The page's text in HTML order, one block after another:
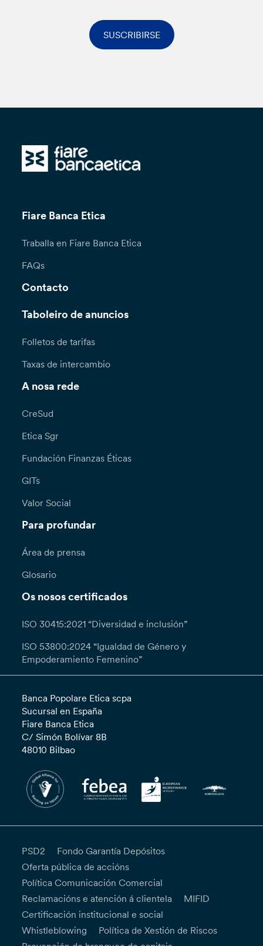
SUSCRIBIRSE
Fiare Banca Etica
Traballa en Fiare Banca Etica
FAQs
Contacto
Taboleiro de anuncios
Folletos de tarifas
Taxas de intercambio
A nosa rede
CreSud
Etica Sgr
Fundación Finanzas Éticas
GITs
Valor Social
Para profundar
Área de prensa
Glosario
Os nosos certificados
ISO 30415:2021 “Diversidad e inclusión”
ISO 53800:2024 “Igualdad de Género y
Empoderamiento Femenino”
Banca Popolare Etica scpa
Sucursal en España
Fiare Banca Etica
C/ Simón Bolívar 8B
48010 Bilbao
PSD2
Fondo Garantía Depósitos
Oferta pública de accións
Política Comunicación Comercial
Reclamacións e atención á clientela
MIFID
Certificación institucional e social
Whistleblowing
Política de Xestión de Riscos